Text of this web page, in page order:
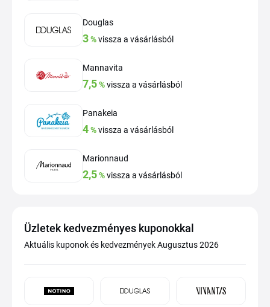
Douglas
3%vissza a vásárlásból
Mannavita
7,5%vissza a vásárlásból
Panakeia
4%vissza a vásárlásból
Marionnaud
2,5%vissza a vásárlásból
Üzletek kedvezményes kuponokkal
Aktuális kuponok és kedvezmények Augusztus 2026